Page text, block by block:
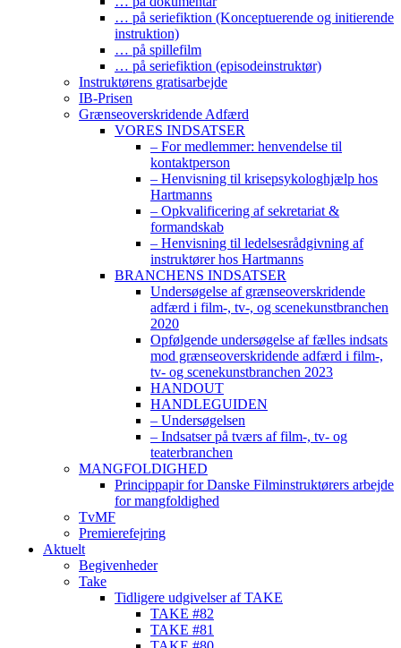
… på seriefiktion (Konceptuerende og initierende
instruktion)
… på spillefilm
… på seriefiktion (episodeinstruktør)
Instruktørens gratisarbejde
IB-Prisen
Grænseoverskridende Adfærd
VORES INDSATSER
– For medlemmer: henvendelse til
kontaktperson
– Henvisning til krisepsykologhjælp hos
Hartmanns
– Opkvalificering af sekretariat &
formandskab
– Henvisning til ledelsesrådgivning af
instruktører hos Hartmanns
BRANCHENS INDSATSER
Undersøgelse af grænseoverskridende
adfærd i film-, tv-, og scenekunstbranchen
2020
Opfølgende undersøgelse af fælles indsats
mod grænseoverskridende adfærd i film-,
tv- og scenekunstbranchen 2023
HANDOUT
HANDLEGUIDEN
– Undersøgelsen
– Indsatser på tværs af film-, tv- og
teaterbranchen
MANGFOLDIGHED
Princippapir for Danske Filminstruktørers arbejde
for mangfoldighed
TvMF
Premierefejring
Aktuelt
Begivenheder
Take
Tidligere udgivelser af TAKE
TAKE #82
TAKE #81